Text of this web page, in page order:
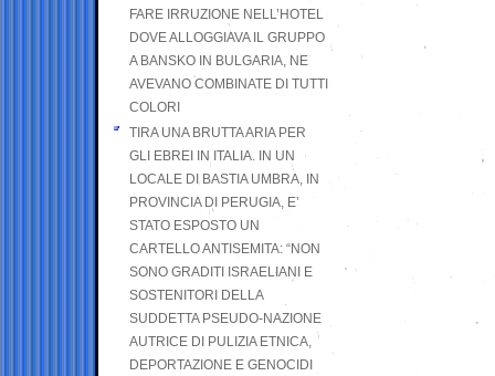
FARE IRRUZIONE NELL’HOTEL
DOVE ALLOGGIAVA IL GRUPPO
A BANSKO IN BULGARIA, NE
AVEVANO COMBINATE DI TUTTI
COLORI
TIRA UNA BRUTTA ARIA PER
GLI EBREI IN ITALIA. IN UN
LOCALE DI BASTIA UMBRA, IN
PROVINCIA DI PERUGIA, E’
STATO ESPOSTO UN
CARTELLO ANTISEMITA: “NON
SONO GRADITI ISRAELIANI E
SOSTENITORI DELLA
SUDDETTA PSEUDO-NAZIONE
AUTRICE DI PULIZIA ETNICA,
DEPORTAZIONE E GENOCIDI